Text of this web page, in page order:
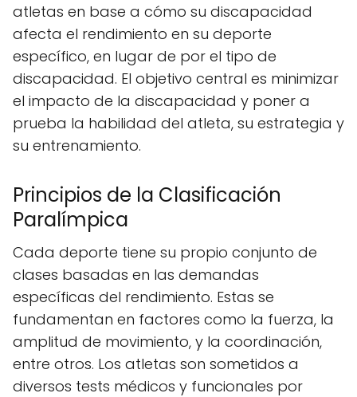
atletas en base a cómo su discapacidad
afecta el rendimiento en su deporte
específico, en lugar de por el tipo de
discapacidad. El objetivo central es minimizar
el impacto de la discapacidad y poner a
prueba la habilidad del atleta, su estrategia y
su entrenamiento.
Principios de la Clasificación
Paralímpica
Cada deporte tiene su propio conjunto de
clases basadas en las demandas
específicas del rendimiento. Estas se
fundamentan en factores como la fuerza, la
amplitud de movimiento, y la coordinación,
entre otros. Los atletas son sometidos a
diversos tests médicos y funcionales por